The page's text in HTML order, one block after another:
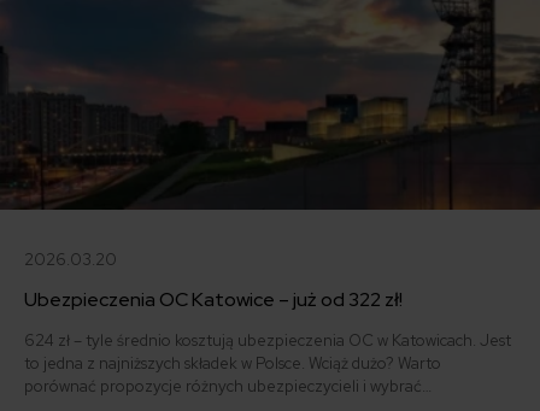
2026.03.20
Ubezpieczenia OC Katowice – już od 322 zł!
624 zł – tyle średnio kosztują ubezpieczenia OC w Katowicach. Jest
to jedna z najniższych składek w Polsce. Wciąż dużo? Warto
porównać propozycje różnych ubezpieczycieli i wybrać